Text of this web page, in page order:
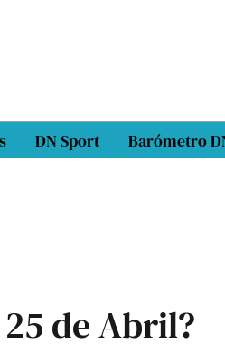
DN Sport Barómetro
de Abril?